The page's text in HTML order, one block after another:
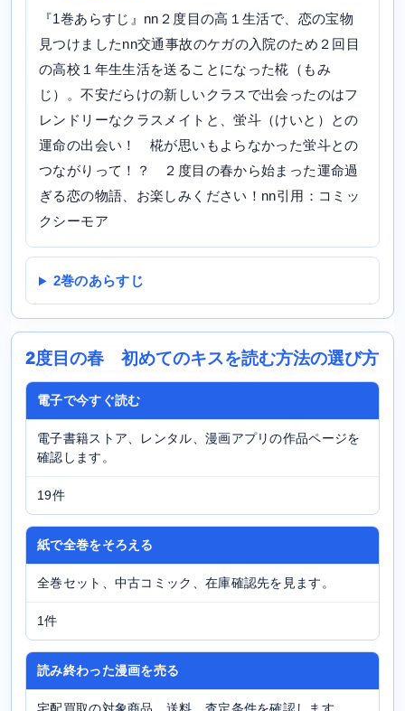
『1巻あらすじ』nn２度目の高１生活で、恋の宝物
見つけましたnn交通事故のケガの入院のため２回目
の高校１年生生活を送ることになった椛（もみ
じ）。不安だらけの新しいクラスで出会ったのはフ
レンドリーなクラスメイトと、蛍斗（けいと）との
運命の出会い！ 椛が思いもよらなかった蛍斗との
つながりって！？ ２度目の春から始まった運命過
ぎる恋の物語、お楽しみください！nn引用：コミッ
クシーモア
2巻のあらすじ
2度目の春 初めてのキスを読む方法の選び方
電子で今すぐ読む
電子書籍ストア、レンタル、漫画アプリの作品ページを
確認します。
19件
紙で全巻をそろえる
全巻セット、中古コミック、在庫確認先を見ます。
1件
読み終わった漫画を売る